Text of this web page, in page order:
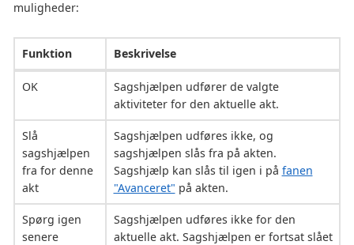
muligheder:
Funktion Beskrivelse
OK
Sagshjælpen udfører de valgte
aktiviteter for den aktuelle akt.
Slå
sagshjælpen
fra for denne
akt
Sagshjælpen udføres ikke, og
sagshjælpen slås fra på akten.
Sagshjælp kan slås til igen i på fanen
"Avanceret" på akten.
Spørg igen
senere
Sagshjælpen udføres ikke for den
aktuelle akt. Sagshjælpen er fortsat slået